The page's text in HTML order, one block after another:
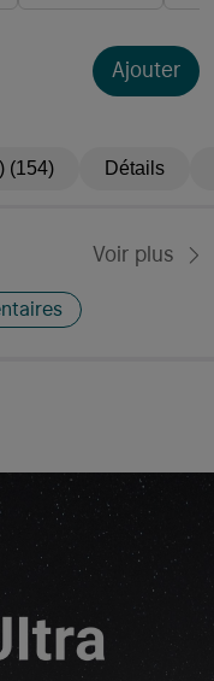
Ajouter
(154) Détails
Voir plus